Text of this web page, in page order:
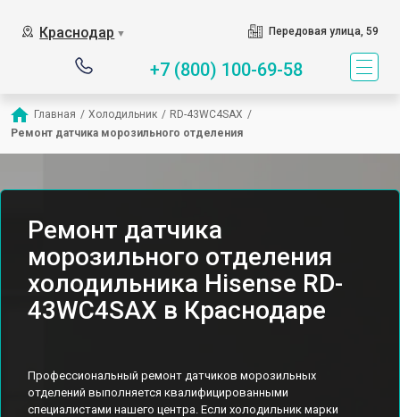
Краснодар ▼ Передовая улица, 59
+7 (800) 100-69-58
Главная / Холодильник / RD-43WC4SAX /
Ремонт датчика морозильного отделения
Ремонт датчика
морозильного отделения
холодильника Hisense RD-
43WC4SAX в Краснодаре
Профессиональный ремонт датчиков морозильных
отделений выполняется квалифицированными
специалистами нашего центра. Если холодильник марки